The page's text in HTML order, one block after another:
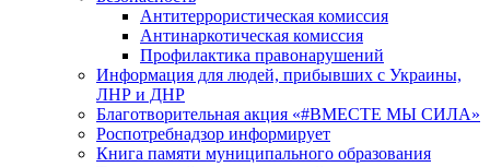
Антитеррористическая комиссия
Антинаркотическая комиссия
Профилактика правонарушений
Информация для людей, прибывших с Украины,
ЛНР и ДНР
Благотворительная акция «#ВМЕСТЕ МЫ СИЛА»
Роспотребнадзор информирует
Книга памяти муниципального образования